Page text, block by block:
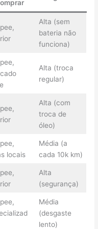
Alta (sem
bateria não
funciona)
Alta (troca
regular)
Alta (com
troca de
óleo)
locais
Média (a
cada 10k km)
Alta
(segurança)
Média
(desgaste
lento)